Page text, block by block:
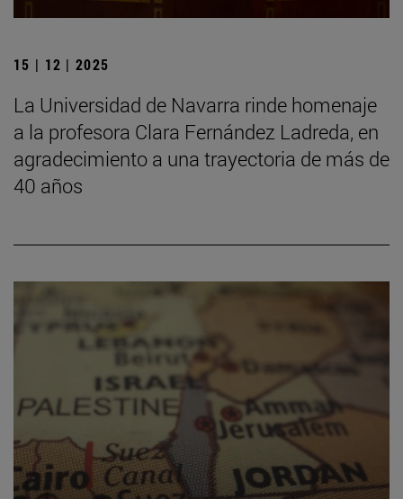
15 | 12 | 2025
La Universidad de Navarra rinde homenaje
a la profesora Clara Fernández Ladreda, en
agradecimiento a una trayectoria de más de
40 años